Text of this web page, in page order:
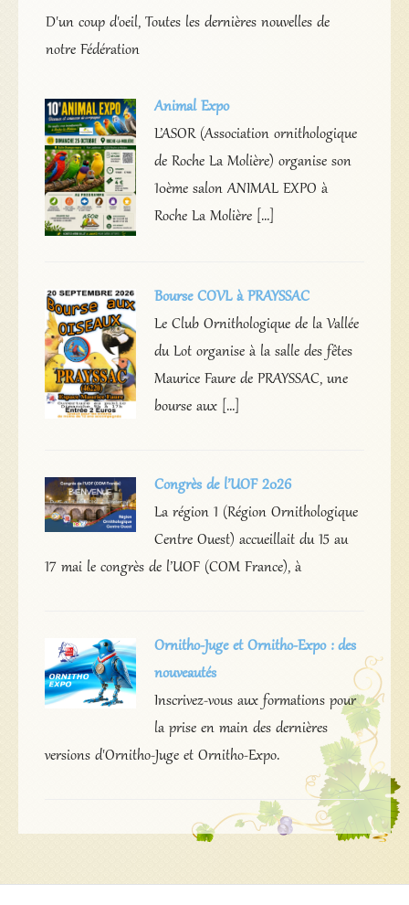
D'un coup d'oeil, Toutes les dernières nouvelles de
notre Fédération
Animal Expo
L’ASOR (Association ornithologique
de Roche La Molière) organise son
10ème salon ANIMAL EXPO à
Roche La Molière […]
Bourse COVL à PRAYSSAC
Le Club Ornithologique de la Vallée
du Lot organise à la salle des fêtes
Maurice Faure de PRAYSSAC, une
bourse aux […]
Congrès de l’UOF 2026
La région 1 (Région Ornithologique
Centre Ouest) accueillait du 15 au
17 mai le congrès de l’UOF (COM France), à
Ornitho-Juge et Ornitho-Expo : des
nouveautés
Inscrivez-vous aux formations pour
la prise en main des dernières
versions d'Ornitho-Juge et Ornitho-Expo.